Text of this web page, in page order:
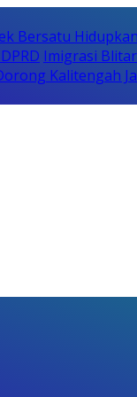
Bersatu
Imigrasi
Kalitengah